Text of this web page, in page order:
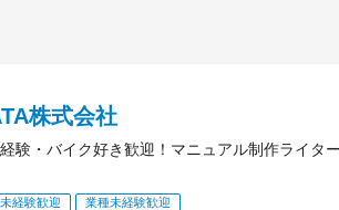
株式会社
験・バイク好き歓迎！マニュアル制作ライタ
経験歓迎 業種未経験歓迎